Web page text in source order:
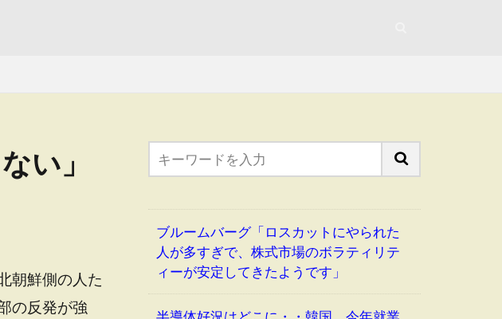
い」
朝鮮側の人た
の反発が強
ブルームバーグ「ロスカットにやられた
人が多すぎで、株式市場のボラティリテ
ィーが安定してきたようです」